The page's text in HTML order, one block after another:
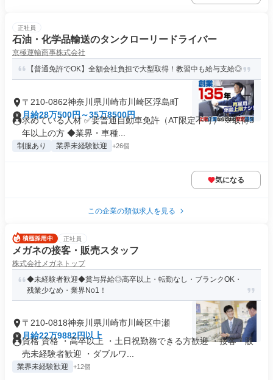
正社員
石油・化学品輸送のタンクローリードライバー
京極運輸商事株式会社
【普通免許でOK】全額会社負担で大型取得！教習中も給与支給◎
〒210-0862神奈川県川崎市川崎区浮島町
月給28万500円～35万8500円
求めている人材 ✅要普通自動車免許（AT限定不可） ※取得3
年以上の方 ◆業界・車種...
制服あり 業界未経験歓迎 +26個
気になる
この企業の類似求人を見る
正社員
メガネの接客・販売スタッフ
株式会社メガネトップ
◆未経験者歓迎◆賞与昇給◎高卒以上・転勤なし・ブランクOK・
残業少なめ・業界No1！
〒210-0818神奈川県川崎市川崎区中瀬
月給22万9882円以上
資格 資格 ・高卒以上 ・土日祝勤務できる方歓迎 ・接客・販
売未経験者歓迎 ・ダブルワ...
業界未経験歓迎 +12個